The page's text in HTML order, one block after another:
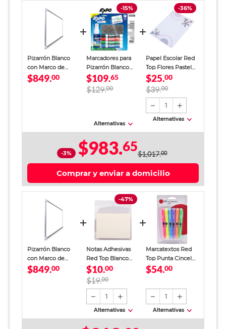
Pizarrón Blanco
con Marco de
Aluminio Alfra
$849.00
-15%
Marcadores para
Pizarrón Blanco
Expo 6 piezas
$109.65
$129.00
Alternativas
-36%
Papel Escolar Red
Top Flores Pastel
Carta 40 hojas
$25.00
$39.00
1
Alternativas
-3% $983.65$1,017.00
Comprar y enviar a domicilio
Pizarrón Blanco
con Marco de
Aluminio Alfra
$849.00
-47%
Notas Adhesivas
Red Top Blanco
Traslucido 100
hojas
$10.00
$19.00
1
Alternativas
Marcatextos Red
Top Punta Cincel
Colores 6 piezas
$54.00
1
Alternativas